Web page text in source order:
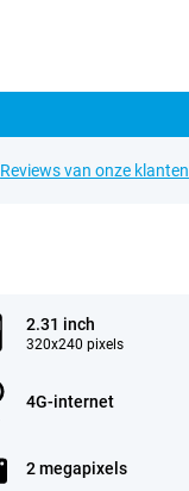
Reviews van onze klanten
2.31 inch
320x240 pixels
4G-internet
2 megapixels